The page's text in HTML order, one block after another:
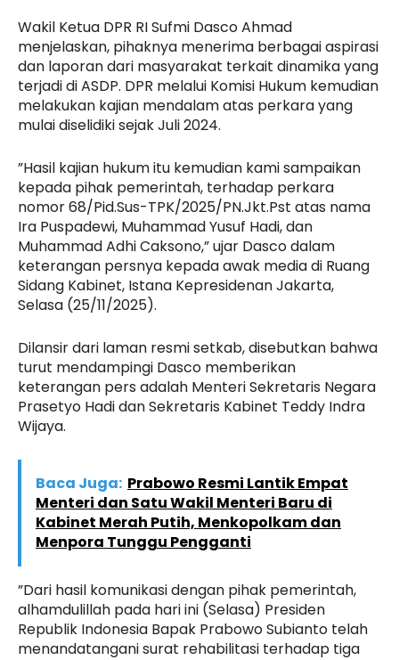
Wakil Ketua DPR RI Sufmi Dasco Ahmad
menjelaskan, pihaknya menerima berbagai aspirasi
dan laporan dari masyarakat terkait dinamika yang
terjadi di ASDP. DPR melalui Komisi Hukum kemudian
melakukan kajian mendalam atas perkara yang
mulai diselidiki sejak Juli 2024.
”Hasil kajian hukum itu kemudian kami sampaikan
kepada pihak pemerintah, terhadap perkara
nomor 68/Pid.Sus-TPK/2025/PN.Jkt.Pst atas nama
Ira Puspadewi, Muhammad Yusuf Hadi, dan
Muhammad Adhi Caksono,” ujar Dasco dalam
keterangan persnya kepada awak media di Ruang
Sidang Kabinet, Istana Kepresidenan Jakarta,
Selasa (25/11/2025).
Dilansir dari laman resmi setkab, disebutkan bahwa
turut mendampingi Dasco memberikan
keterangan pers adalah Menteri Sekretaris Negara
Prasetyo Hadi dan Sekretaris Kabinet Teddy Indra
Wijaya.
Baca Juga: Prabowo Resmi Lantik Empat
Menteri dan Satu Wakil Menteri Baru di
Kabinet Merah Putih, Menkopolkam dan
Menpora Tunggu Pengganti
”Dari hasil komunikasi dengan pihak pemerintah,
alhamdulillah pada hari ini (Selasa) Presiden
Republik Indonesia Bapak Prabowo Subianto telah
menandatangani surat rehabilitasi terhadap tiga